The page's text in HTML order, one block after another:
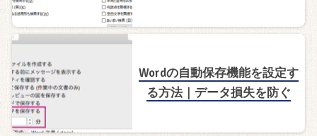
Wordの自動保存機能を設定す
る方法｜データ損失を防ぐ